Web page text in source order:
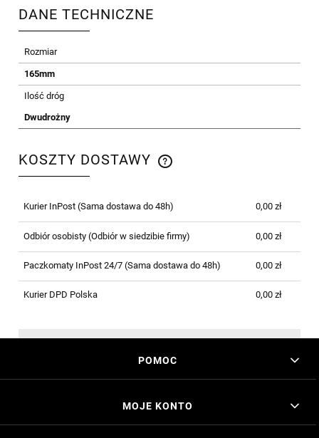
DANE TECHNICZNE
Rozmiar
165mm
Ilość dróg
Dwudrożny
KOSZTY DOSTAWY
CENA NIE ZAWIERA EWENTUALNYCH KOSZTÓW
Kurier InPost(Sama dostawa do 48h) 0,00 zł
Odbiór osobisty(Odbiór w siedzibie firmy) 0,00 zł
Paczkomaty InPost 24/7(Sama dostawa do 48h) 0,00 zł
Kurier DPD Polska 0,00 zł
POMOC
MOJE KONTO